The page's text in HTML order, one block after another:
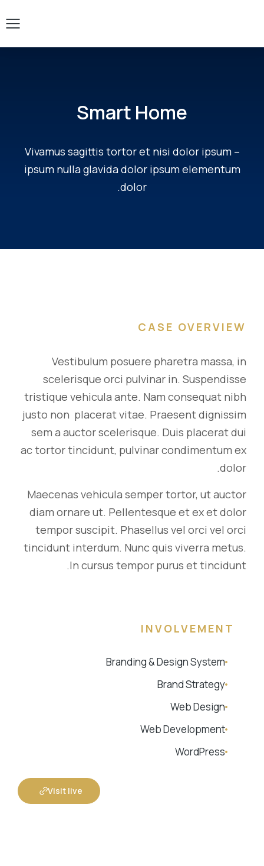
Smart Home
Vivamus sagittis tortor et nisi dolor ipsum –
ipsum nulla glavida dolor ipsum elementum
dolor.
CASE OVERVIEW
Vestibulum posuere pharetra massa, in
scelerisque orci pulvinar in. Suspendisse
tristique vehicula ante. Nam consequat nibh
justo non placerat vitae. Praesent dignissim
sem a auctor scelerisque. Duis placerat dui
ac tortor tincidunt, pulvinar condimentum ex
dolor.
Maecenas vehicula semper tortor, ut auctor
diam ornare ut. Pellentesque et ex et dolor
tempor suscipit. Phasellus vel orci vel orci
tincidunt interdum. Nunc quis viverra metus.
In cursus tempor purus et tincidunt.
INVOLVEMENT
Branding & Design System
Brand Strategy
Web Design
Web Development
WordPress
Visit live